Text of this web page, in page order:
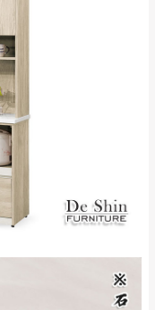
峽山區、石碇、坪
放，如因特殊
)、樓梯太小、無
配送，
家無提供吊掛
掛方式吊運，
題，並非一般
時間送達，司
，讓你不用整
時間。